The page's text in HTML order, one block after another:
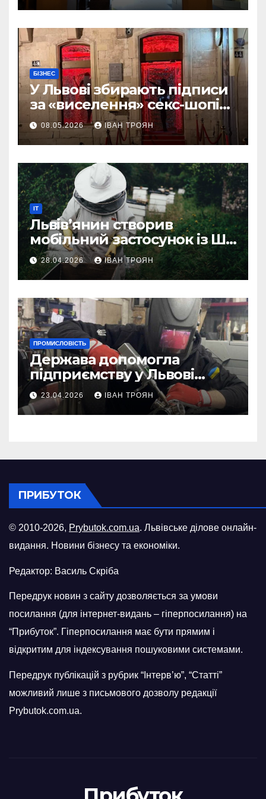
БІЗНЕС
У Львові збирають підписи
за «виселення» секс-шопів
із центру міста
08.05.2026 ІВАН ТРОЯН
IT
Львів’янин створив
мобільний застосунок із ШІ-
асистентом для бджолярів
28.04.2026 ІВАН ТРОЯН
ПРОМИСЛОВІСТЬ
Держава допомогла
підприємству у Львові
відновити виробничі
потужності після атаки
російського БПЛА
23.04.2026 ІВАН ТРОЯН
ПРИБУТОК
© 2010-2026, Prybutok.com.ua. Львівське ділове онлайн-
видання. Новини бізнесу та економіки.
Редактор: Василь Скріба
Передрук новин з сайту дозволяється за умови
посилання (для інтернет-видань – гіперпосилання) на
“Прибуток”. Гіперпосилання має бути прямим і
відкритим для індексування пошуковими системами.
Передрук публікацій з рубрик “Інтерв’ю”, “Статті”
можливий лише з письмового дозволу редакції
Prybutok.com.ua.